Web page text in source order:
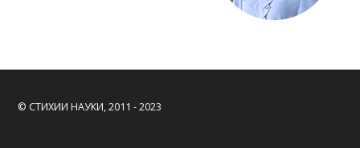
© СТИХИИ НАУКИ, 2011 - 2023